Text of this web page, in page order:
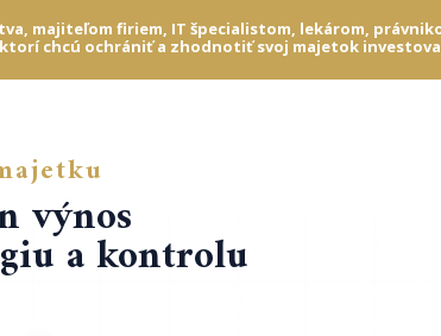
majiteľom firiem, IT špecialistom, lekárom,
ktorí chcú ochrániť a zhodnotiť svoj majetok
výnos
a kontrolu